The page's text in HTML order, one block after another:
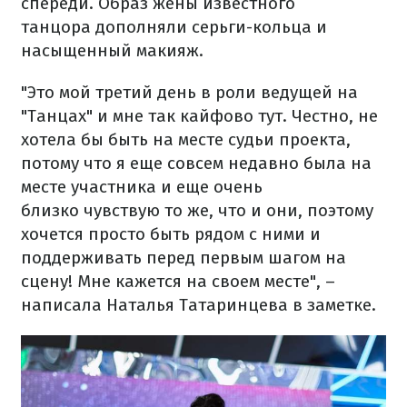
танцора дополняли серьги-кольца и
насыщенный макияж.
"Это мой третий день в роли ведущей на
"Танцах" и мне так кайфово тут. Честно, не
хотела бы быть на месте судьи проекта,
потому что я еще совсем недавно была на
месте участника и еще очень
близко чувствую то же, что и они, поэтому
хочется просто быть рядом с ними и
поддерживать перед первым шагом на
сцену! Мне кажется на своем месте", –
написала Наталья Татаринцева в заметке.